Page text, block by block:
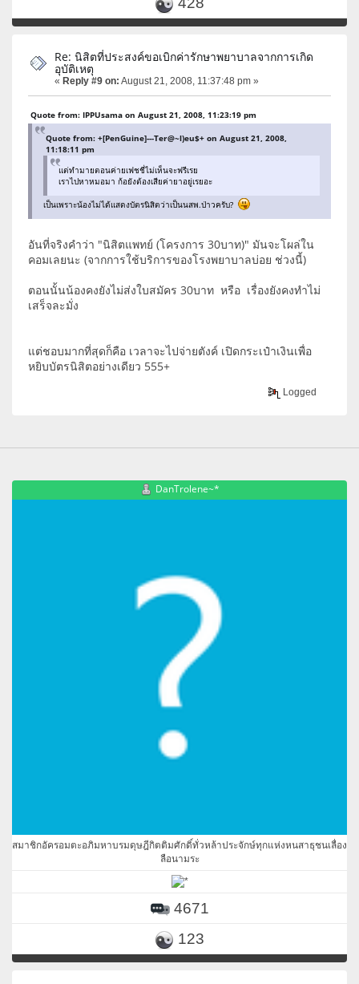
Re: นิสิตที่ประสงค์ขอเบิกค่ารักษาพยาบาลจากการเกิด
อุบัติเหตุ
« Reply #9 on: August 21, 2008, 11:37:48 pm »
Quote from: IPPUsama on August 21, 2008, 11:23:19 pm
Quote from: +[PenGuine]---Ter@~l)eu$+ on August 21, 2008,
11:18:11 pm
แต่ทำมายตอนค่ายเฟชชี่ไม่เห็นจะฟรีเรย
เราไปหาหมอมา ก้อยังต้องเสียค่ายาอยู่เรยอะ
เป็นเพราะน้องไม่ได้แสดงบัตรนิสิตว่าเป็นนสพ.ป่าวครับ?
อันที่จริงคำว่า "นิสิตแพทย์ (โครงการ 30บาท)" มันจะโผล่ใน
คอมเลยนะ (จากการใช้บริการของโรงพยาบาลบ่อย ช่วงนี้)
ตอนนั้นน้องคงยังไม่ส่งใบสมัคร 30บาท หรือ เรื่องยังคงทำไม่
เสร็จละมั่ง
แต่ชอบมากที่สุดก็คือ เวลาจะไปจ่ายตังค์ เปิดกระเป๋าเงินเพื่อ
หยิบบัตรนิสิตอย่างเดียว 555+
Logged
DanTrolene~*
สมาชิกอัครอมตะอภิมหาบรมดุษฎีกิตติมศักดิ์ทั่วหล้าประจักษ์ทุกแห่งหนสาธุชนเลื่อง
ลือนามระ
4671
123